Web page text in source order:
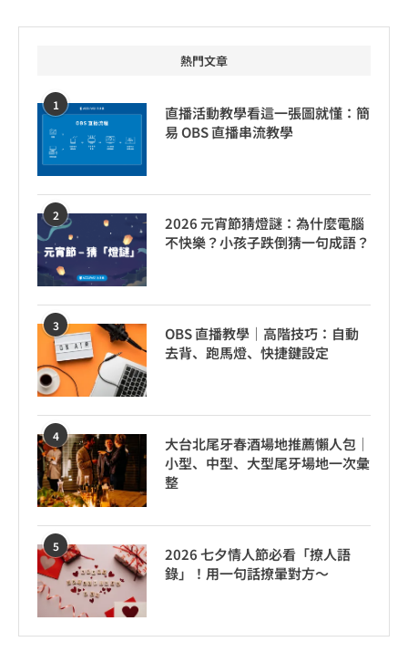
熱門文章
1
直播活動教學看這一張圖就懂：簡
易 OBS 直播串流教學
2
2026 元宵節猜燈謎：為什麼電腦
不快樂？小孩子跌倒猜一句成語？
3
OBS 直播教學｜高階技巧：自動
去背、跑馬燈、快捷鍵設定
4
大台北尾牙春酒場地推薦懶人包｜
小型、中型、大型尾牙場地一次彙
整
5
2026 七夕情人節必看「撩人語
錄」！用一句話撩暈對方～